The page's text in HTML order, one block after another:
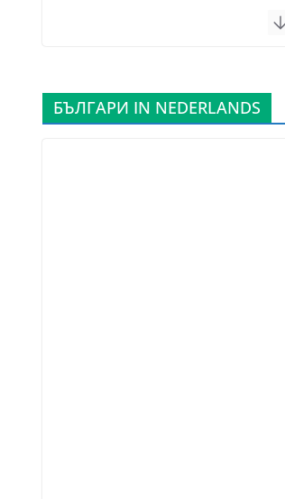
БЪЛГАРИ IN NEDERLANDS